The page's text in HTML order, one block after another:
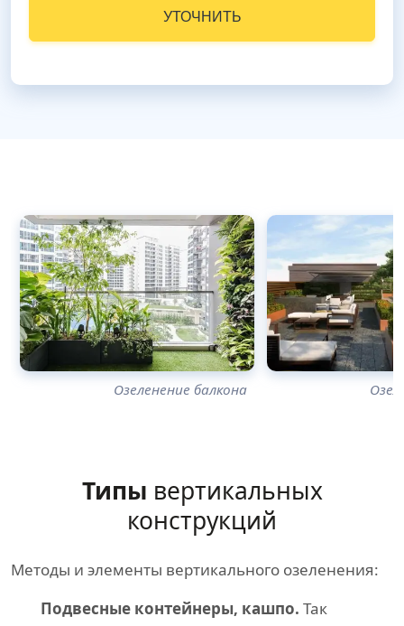
УТОЧНИТЬ
Озеленение балкона
Типы вертикальных
конструкций
Методы и элементы вертикального озеленения:
Подвесные контейнеры, кашпо. Так